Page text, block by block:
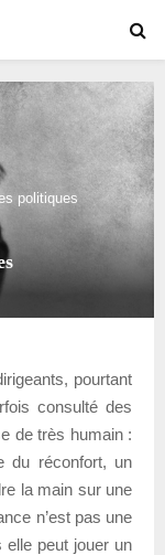
politiques
pourtant
consulté des
de très humain :
du réconfort, un
la main sur une
n’est pas une
elle peut jouer un